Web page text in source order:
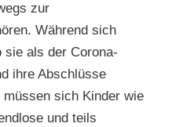
zur
Während sich
sie als der Corona-
ihre Abschlüsse
sich Kinder wie
und teils